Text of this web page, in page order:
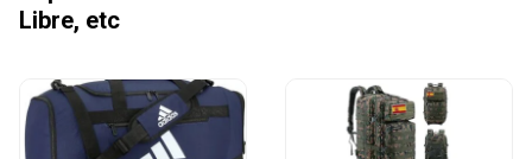
Libre, etc